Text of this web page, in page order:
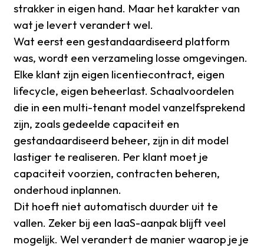
strakker in eigen hand. Maar het karakter van
wat je levert verandert wel.
Wat eerst een gestandaardiseerd platform
was, wordt een verzameling losse omgevingen.
Elke klant zijn eigen licentiecontract, eigen
lifecycle, eigen beheerlast. Schaalvoordelen
die in een multi-tenant model vanzelfsprekend
zijn, zoals gedeelde capaciteit en
gestandaardiseerd beheer, zijn in dit model
lastiger te realiseren. Per klant moet je
capaciteit voorzien, contracten beheren,
onderhoud inplannen.
Dit hoeft niet automatisch duurder uit te
vallen. Zeker bij een IaaS-aanpak blijft veel
mogelijk. Wel verandert de manier waarop je je